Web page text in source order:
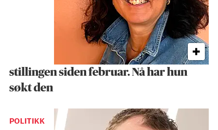
stillingen siden februar. Nå har hun
søkt den
POLITIKK